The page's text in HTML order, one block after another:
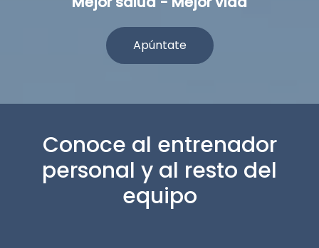
Apúntate
Conoce al entrenador
personal y al resto del
equipo